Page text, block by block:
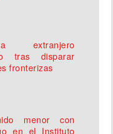
extranjero
tras disparar
fronterizas
menor con
en el Instituto